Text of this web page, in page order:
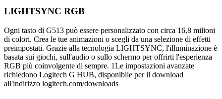
LIGHTSYNC RGB
Ogni tasto di G513 può essere personalizzato con circa 16,8 milioni
di colori. Crea le tue animazioni o scegli da una selezione di effetti
preimpostati. Grazie alla tecnologia LIGHTSYNC, l'illuminazione è
basata sui giochi, sull'audio o sullo schermo per offrirti l'esperienza
RGB più coinvolgente di sempre. 1Le impostazioni avanzate
richiedono Logitech G HUB, disponibile per il download
all'indirizzo logitech.com/downloads